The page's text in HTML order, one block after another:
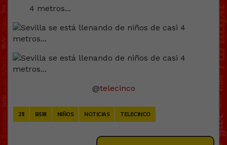
@telecinco
211 BS18 NIÑOS NOTICIAS TELECINCO